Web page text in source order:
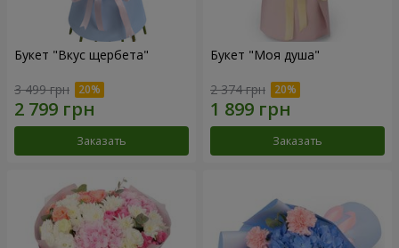
Букет "Вкус щербета"
3 499 грн
Заказать
Букет "Моя душа"
2 374 грн
Заказать